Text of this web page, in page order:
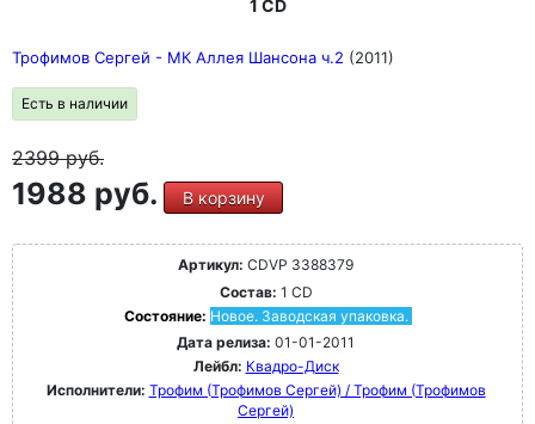
1 CD
Трофимов Сергей - МК Аллея Шансона ч.2 (2011)
Есть в наличии
2399руб.
1988 руб. В корзину
Артикул: CDVP 3388379
Состав: 1 CD
Состояние: Новое. Заводская упаковка.
Дата релиза: 01-01-2011
Лейбл: Квадро-Диск
Исполнители: Трофим (Трофимов Сергей) / Трофим (Трофимов
Сергей)